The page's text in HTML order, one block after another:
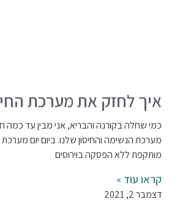
איך לחזק את מערכת
כמי שחלה בקורנה והבריא, אני מבין עד
מערכת הנשימה והחיסון שלנו. ביום יום
מותקפת ללא הפסקה בוירוסים
קראו עוד »
דצמבר 2, 2021